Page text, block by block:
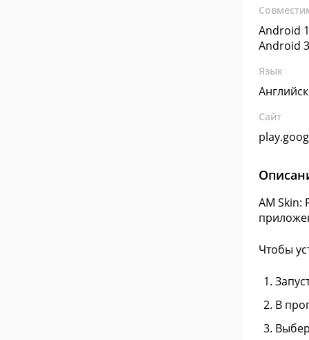
Android
Android
Язык
Сайт
AM Skin:
Чтобы
В